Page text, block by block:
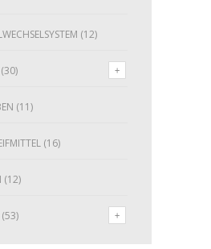
(12)
(30)
(11)
(16)
(12)
(53)